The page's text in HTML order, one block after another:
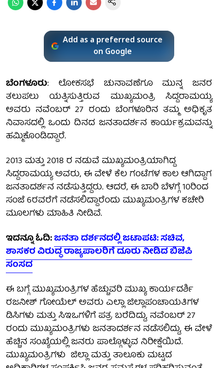
Add as a preferred source
on Google
ಬೆಂಗಳೂರು: ಲೋಕಸಭೆ ಚುನಾವಣೆಗೂ ಮುನ್ನ ಜನರ
ತಲುಪಲು ಯತ್ನಿಸುತ್ತಿರುವ ಮುಖ್ಯಮಂತ್ರಿ ಸಿದ್ದರಾಮಯ್ಯ
ಅವರು ನವೆಂಬರ್ 27 ರಂದು ಬೆಂಗಳೂರಿನ ತಮ್ಮ ಅಧಿಕೃತ
ನಿವಾಸದಲ್ಲಿ ಒಂದು ದಿನದ ಜನತಾದರ್ಶನ ಕಾರ್ಯಕ್ರಮವನ್ನು
ಹಮ್ಮಿಕೊಂಡಿದ್ದಾರೆ.
2013 ಮತ್ತು 2018 ರ ನಡುವೆ ಮುಖ್ಯಮಂತ್ರಿಯಾಗಿದ್ದ
ಸಿದ್ದರಾಮಯ್ಯ ಅವರು, ಈ ವೇಳೆ ಕೆಲ ಗಂಟೆಗಳ ಕಾಲ ಆಗಿದ್ದಾಗ
ಜನತಾದರ್ಶನ ನಡೆಸುತ್ತಿದ್ದರು. ಆದರೆ, ಈ ಬಾರಿ ಬೆಳಗ್ಗೆ 10ರಿಂದ
ಸಂಜೆ 6ರವರೆಗೆ ನಡೆಸಲಿದ್ದಾರೆಂದು ಮುಖ್ಯಮಂತ್ರಿಗಳ ಕಚೇರಿ
ಮೂಲಗಳು ಮಾಹಿತಿ ನೀಡಿವೆ.
ಇದನ್ನೂ ಓದಿ:ಜನತಾ ದರ್ಶನದಲ್ಲಿ ಜಟಾಪಟಿ: ಸಚಿವ,
ಶಾಸಕರ ವಿರುದ್ಧ ರಾಜ್ಯಪಾಲರಿಗೆ ದೂರು ನೀಡಿದ ಬಿಜೆಪಿ
ಸಂಸದ
ಈ ಬಗ್ಗೆ ಮುಖ್ಯಮಂತ್ರಿಗಳ ಹೆಚ್ಚುವರಿ ಮುಖ್ಯ ಕಾರ್ಯದರ್ಶಿ
ರಜನೀಶ್ ಗೋಯೆಲ್ ಅವರು ಎಲ್ಲಾ ಜಿಲ್ಲಾಪಂಚಾಯತಿಗಳ
ಡಿಸಿಗಳು ಮತ್ತು ಸಿಇಒಗಳಿಗೆ ಪತ್ರ ಬರೆದಿದ್ದು, ನವೆಂಬರ್ 27
ರಂದು ಮುಖ್ಯಮಂತ್ರಿಗಳು ಜನತಾದರ್ಶನ ನಡೆಸಲಿದ್ದು, ಈ ವೇಳೆ
ಹೆಚ್ಚಿನ ಸಂಖ್ಯೆಯಲ್ಲಿ ಜನರು ಪಾಲ್ಗೊಳ್ಳುವ ನಿರೀಕ್ಷೆಯಿದೆ.
ಮುಖ್ಯಮಂತ್ರಿಗಳು ಜಿಲ್ಲಾ ಮತ್ತು ತಾಲೂಕು ಮಟ್ಟದ